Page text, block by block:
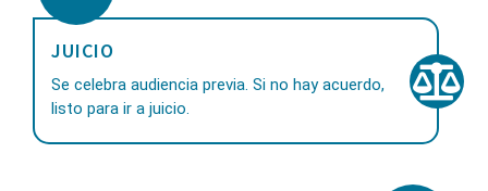
JUICIO
Se celebra audiencia previa. Si no hay acuerdo,
listo para ir a juicio.